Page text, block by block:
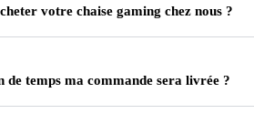
votre chaise gaming chez nous ?
de temps ma commande sera livrée ?